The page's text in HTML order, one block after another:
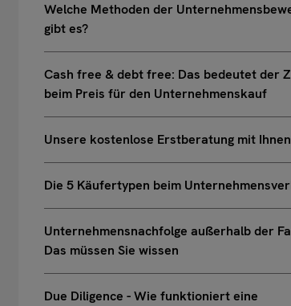
Welche Methoden der
gibt es?
Cash free & debt free: Das bedeutet der
beim Preis für den Unternehmenskauf
Unsere kostenlose Erstberatung mit Ihnen
Die 5 Käufertypen beim
Unternehmensnachfolge außerhalb der
Das müssen Sie wissen
Due Diligence - Wie funktioniert eine